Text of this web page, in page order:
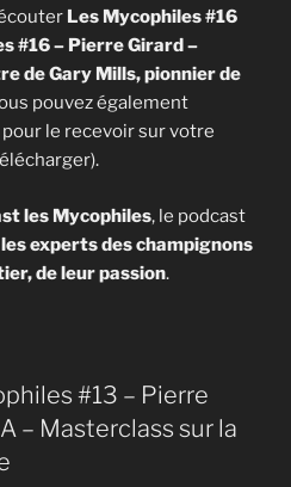
Les Mycophiles #16
#16 – Pierre Girard –
de Gary Mills, pionnier de
pouvez également
pour le recevoir sur votre
les Mycophiles, le podcast
experts des champignons
de leur passion.
#13 – Pierre
– Masterclass sur la